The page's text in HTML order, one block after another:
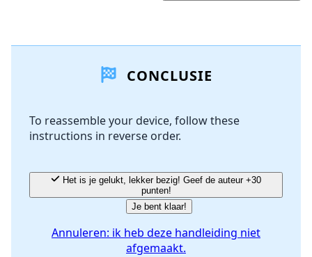
Voeg opmerking toe
Annuleren
CONCLUSIE
To reassemble your device, follow these
instructions in reverse order.
punten!
Je bent klaar!
Annuleren: ik heb deze handleiding niet
afgemaakt.